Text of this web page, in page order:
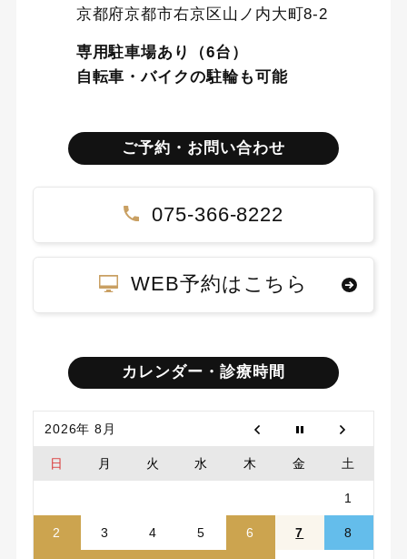
京都府京都市右京区山ノ内大町8-2
専用駐車場あり（6台）
自転車・バイクの駐輪も可能
ご予約・お問い合わせ
075-366-8222
WEB予約はこちら
カレンダー・診療時間
2026年 8月
日 月 火 水 木 金 土
1
2 3 4 5 6 7 8